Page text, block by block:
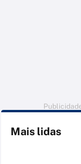
Mais lidas